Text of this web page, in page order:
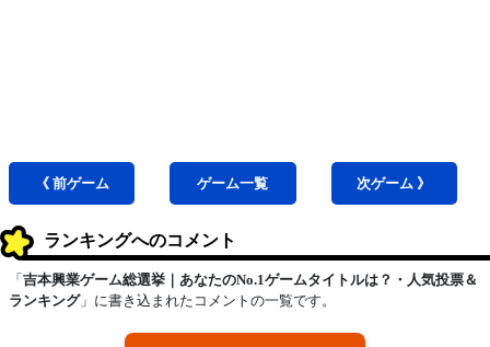
《 前ゲーム ゲーム一覧 次ゲーム 》
ランキングへのコメント
「 吉本興業ゲーム総選挙｜あなたのNo.1ゲームタイトルは？・人気投票＆
ランキング」に書き込まれたコメントの一覧です。